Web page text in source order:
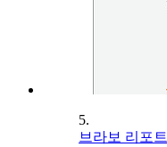
5.
브라보 리포